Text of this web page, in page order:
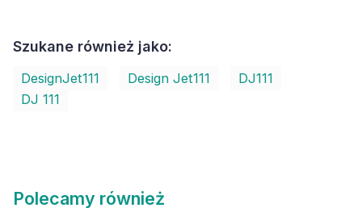
Szukane również jako:
DesignJet111 Design Jet111
DJ111
DJ 111
Polecamy również